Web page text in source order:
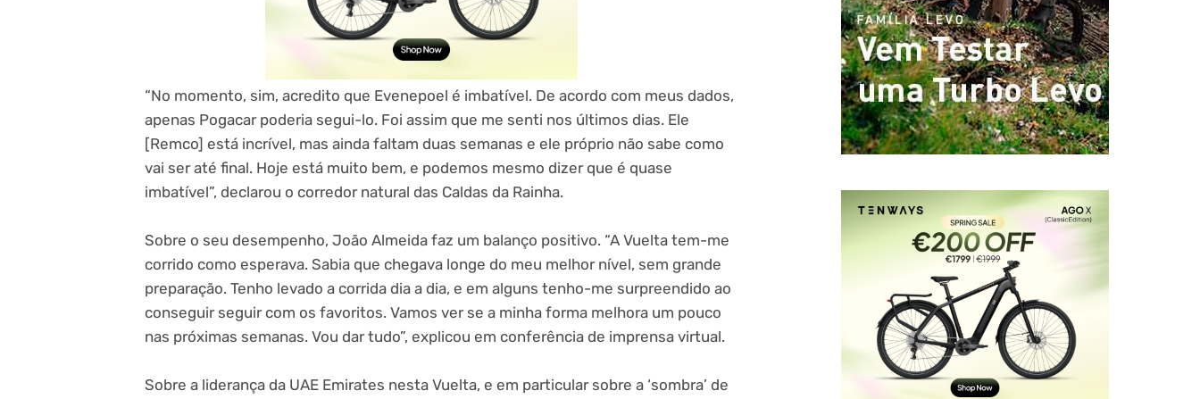
“No momento, sim, acredito que Evenepoel é imbatível. De acordo com meus dados,
apenas Pogacar poderia segui-lo. Foi assim que me senti nos últimos dias. Ele
[Remco] está incrível, mas ainda faltam duas semanas e ele próprio não sabe como
vai ser até final. Hoje está muito bem, e podemos mesmo dizer que é quase
imbatível”, declarou o corredor natural das Caldas da Rainha.
Sobre o seu desempenho, João Almeida faz um balanço positivo. “A Vuelta tem-me
corrido como esperava. Sabia que chegava longe do meu melhor nível, sem grande
preparação. Tenho levado a corrida dia a dia, e em alguns tenho-me surpreendido ao
conseguir seguir com os favoritos. Vamos ver se a minha forma melhora um pouco
nas próximas semanas. Vou dar tudo”, explicou em conferência de imprensa virtual.
Sobre a liderança da UAE Emirates nesta Vuelta, e em particular sobre a ‘sombra’ de